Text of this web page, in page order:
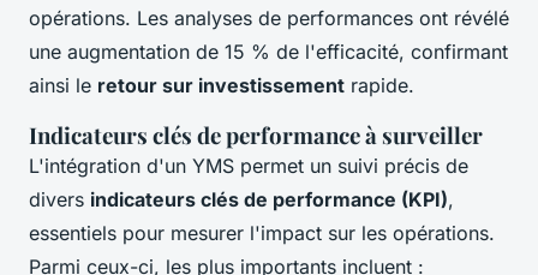
opérations. Les analyses de performances ont révélé
une augmentation de 15 % de l'efficacité, confirmant
ainsi le retour sur investissement rapide.
Indicateurs clés de performance à surveiller
L'intégration d'un YMS permet un suivi précis de
divers indicateurs clés de performance (KPI),
essentiels pour mesurer l'impact sur les opérations.
Parmi ceux-ci, les plus importants incluent :